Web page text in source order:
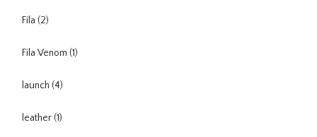
Fila (2)
Fila Venom (1)
launch (4)
leather (1)